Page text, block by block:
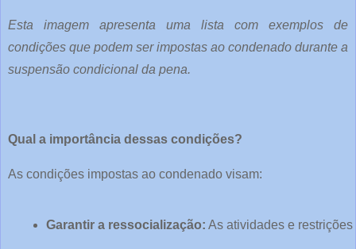
Esta imagem apresenta uma lista com exemplos de
condições que podem ser impostas ao condenado durante a
suspensão condicional da pena.
Qual a importância dessas condições?
As condições impostas ao condenado visam:
Garantir a ressocialização: As atividades e